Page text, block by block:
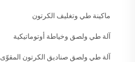
ماكينة طي وتغليف الكرتون
آلة طي ولصق وخياطة أوتوماتيكية
آلة طي ولصق صناديق الكرتون المقوّى